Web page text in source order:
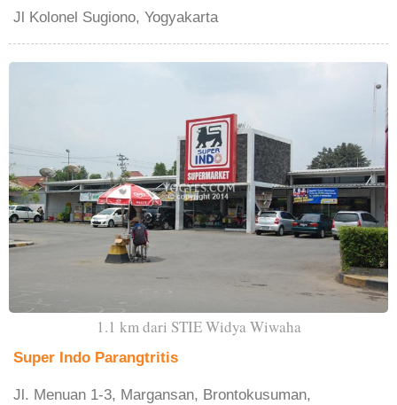
Jl Kolonel Sugiono, Yogyakarta
1.1 km dari STIE Widya Wiwaha
Super Indo Parangtritis
Jl. Menuan 1-3, Margansan, Brontokusuman,